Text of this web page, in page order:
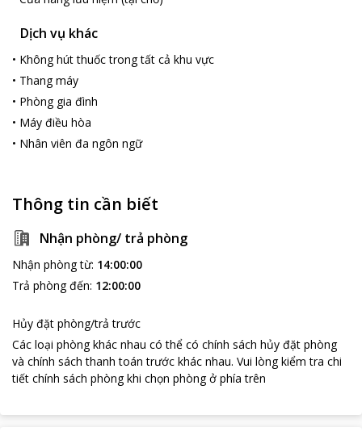
Dịch vụ khác
• Không hút thuốc trong tất cả khu vực
• Thang máy
• Phòng gia đình
• Máy điều hòa
• Nhân viên đa ngôn ngữ
Thông tin cần biết
Nhận phòng/ trả phòng
Nhận phòng từ: 14:00:00
Trả phòng đến: 12:00:00
Hủy đặt phòng/trả trước
Các loại phòng khác nhau có thể có chính sách hủy đặt phòng
và chính sách thanh toán trước khác nhau. Vui lòng kiểm tra chi
tiết chính sách phòng khi chọn phòng ở phía trên